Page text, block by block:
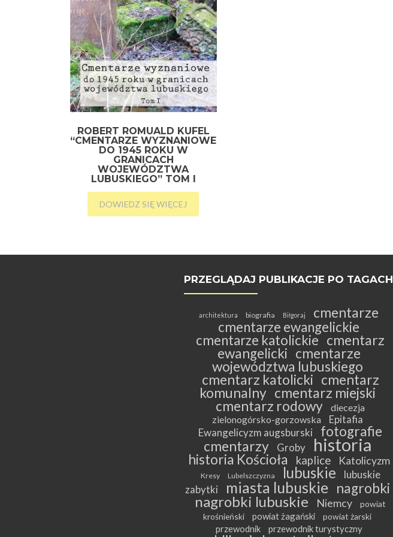
ROBERT ROMUALD KUFEL
“CMENTARZE WYZNANIOWE
DO 1945 ROKU W
GRANICACH
WOJEWÓDZTWA
LUBUSKIEGO” TOM I
DOWIEDZ SIĘ WIĘCEJ
PRZEGLĄDAJ PUBLIKACJE PO TAGACH
architektura biografia Biłgoraj
cmentarze
cmentarze ewangelickie
cmentarze katolickie cmentarz
ewangelicki cmentarze
województwa lubuskiego
cmentarz katolicki cmentarz
komunalny cmentarz miejski
cmentarz rodowy
diecezja
zielonogórsko-gorzowska
Epitafia
Ewangelicyzm augsburski
fotografie
cmentarzy
Groby historia
historia Kościoła kaplice Katolicyzm
Kresy Lubelszczyzna lubuskie
lubuskie
zabytki
miasta lubuskie nagrobki
nagrobki lubuskie Niemcy
powiat
krośnieński
powiat żagański powiat żarski
przewodnik przewodnik turystyczny